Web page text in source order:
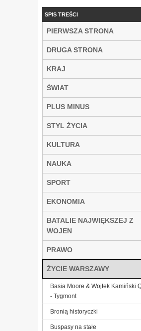
SPIS TREŚCI
PIERWSZA STRONA
DRUGA STRONA
KRAJ
ŚWIAT
PLUS MINUS
STYL ŻYCIA
KULTURA
NAUKA
SPORT
EKONOMIA
BATALIE NAJWIĘKSZEJ Z
WOJEN
PRAWO
ŻYCIE WARSZAWY
Basia Moore & Wojtek Kamiński
- Tygmont
Bronią historyczki
Buspasy na stałe